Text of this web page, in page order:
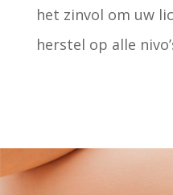
het zinvol om uw
herstel op alle